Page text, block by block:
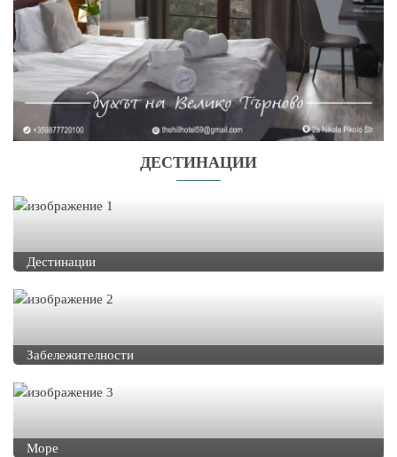
ДЕСТИНАЦИИ
Дестинации
Забележителности
Море